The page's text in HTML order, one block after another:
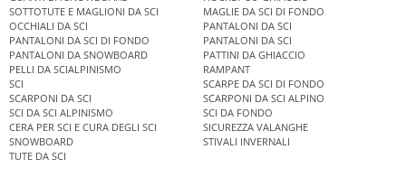
SOTTOTUTE E MAGLIONI DA SCI
MAGLIE DA SCI DI FONDO
OCCHIALI DA SCI
PANTALONI DA SCI
PANTALONI DA SCI DI FONDO
PANTALONI DA SCI
PANTALONI DA SNOWBOARD
PATTINI DA GHIACCIO
PELLI DA SCIALPINISMO
RAMPANT
SCI
SCARPE DA SCI DI FONDO
SCARPONI DA SCI
SCARPONI DA SCI ALPINO
SCI DA SCI ALPINISMO
SCI DA FONDO
CERA PER SCI E CURA DEGLI SCI
SICUREZZA VALANGHE
SNOWBOARD
STIVALI INVERNALI
TUTE DA SCI